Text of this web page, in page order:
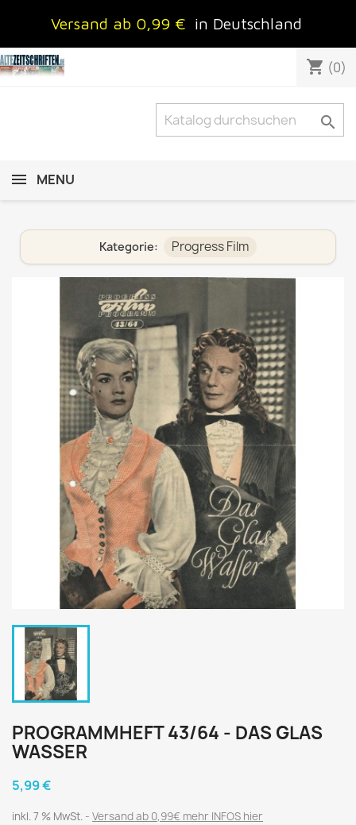
Versand ab 0,99 € in Deutschland
shopping_cart (0)

MENU
Kategorie: Progress Film
PROGRAMMHEFT 43/64 - DAS GLAS
WASSER
5,99 €
inkl. 7 % MwSt. Versand ab 0,99€ mehr INFOS hier